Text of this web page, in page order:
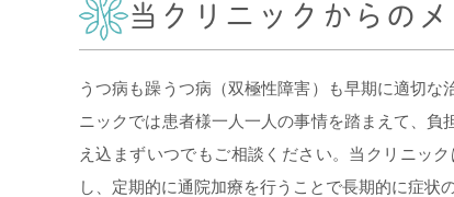
当クリニックからの
うつ病も躁うつ病（双極性障害）も早期に適切
ニックでは患者様一人一人の事情を踏まえて、
え込まずいつでもご相談ください。当クリニッ
し、定期的に通院加療を行うことで長期的に症状